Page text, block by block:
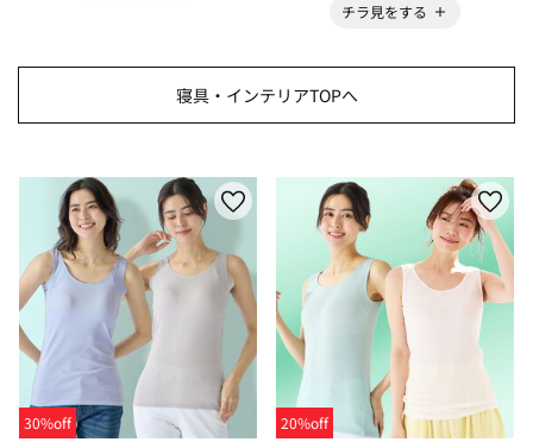
チラ見をする
寝具・インテリアTOPへ
30%off
20%off